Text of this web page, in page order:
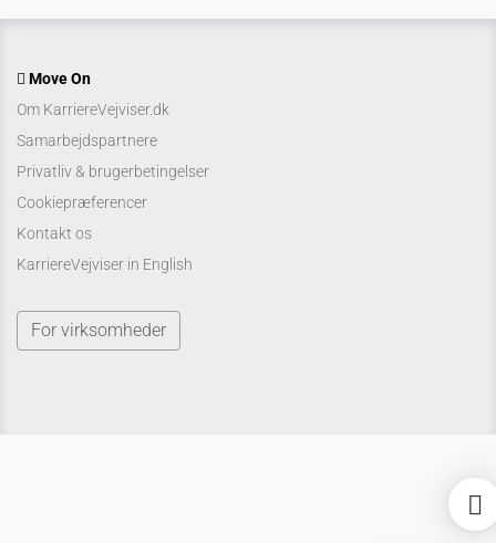
Move On
Om KarriereVejviser.dk
Samarbejdspartnere
Privatliv & brugerbetingelser
Cookiepræferencer
Kontakt os
KarriereVejviser in English
For virksomheder